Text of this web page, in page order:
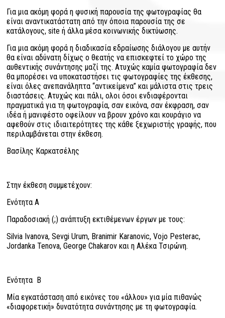
Για μια ακόμη φορά η φυσική παρουσία της φωτογραφίας θα
είναι αναντικατάστατη από την όποια παρουσία της σε
κατάλογους, site ή άλλα μέσα κοινωνικής δικτύωσης.
Για μια ακόμη φορά η διαδικασία εδραίωσης διάλογου με αυτήν
θα είναι αδύνατη δίχως ο θεατής να επισκεφτεί το χώρο της
αυθεντικής συνάντησης μαζί της. Ατυχώς καμία φωτογραφία δεν
θα μπορέσει να υποκαταστήσει τις φωτογραφίες της έκθεσης,
είναι όλες ανεπανάληπτα “αντικείμενα” και μάλιστα στις τρεις
διαστάσεις. Ατυχώς και πάλι, ολοι όσοι ενδιαφέρονται
πραγματικά για τη φωτογραφία, σαν εικόνα, σαν έκφραση, σαν
ιδέα ή μανιφέστο οφείλουν να βρουν χρόνο και κουράγιο να
αφεθούν στις ιδιαιτερότητες της κάθε ξεχωριστής γραφής, που
περιλαμβάνεται στην έκθεση.
Βασίλης Καρκατσέλης
Στην έκθεση συμμετέχουν:
Ενότητα Α
Παραδοσιακή (;) ανάπτυξη εκτιθέμενων έργων με τους:
Silvia Ivanova, Sevgi Urum, Branimir Karanovic, Vojo Pesterac,
Jordanka Tenova, George Chakarov και η Αλέκα Τσιρώνη.
Ενότητα Β
Μία εγκατάσταση από εικόνες του «άλλου» για μία πιθανώς
«διαφορετική» δυνατότητα συνάντησης με τη φωτογραφία.